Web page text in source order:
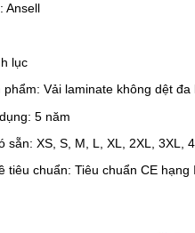
Ansell
lục
phẩm: Vải laminate không dệt đa
5 năm
sẵn: XS, S, M, L, XL, 2XL, 3XL,
tiêu chuẩn: Tiêu chuẩn CE